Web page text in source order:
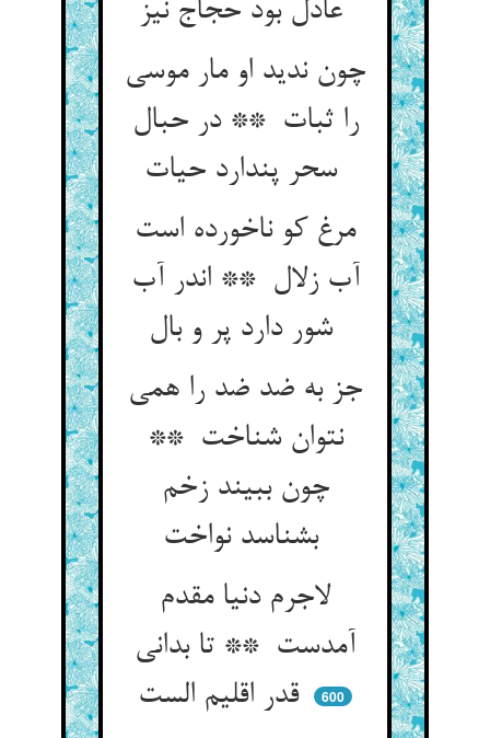
چون ندید او مار موسی
را ثبات ** در حبال
سحر پندارد حیات
مرغ کو ناخورده است
آب زلال ** اندر آب
شور دارد پر و بال
جز به ضد ضد را همی
نتوان شناخت **
چون ببیند زخم
بشناسد نواخت
لاجرم دنیا مقدم
آمدست ** تا بدانی
قدر اقلیم الست
600